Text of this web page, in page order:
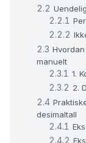
manuelt
1.
2.
desimaltall